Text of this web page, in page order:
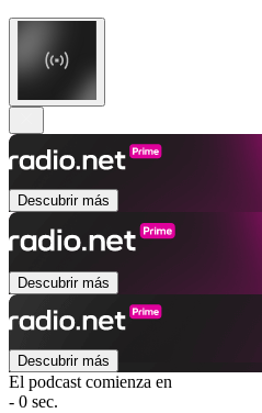
Descubrir más
Descubrir más
Descubrir más
El podcast comienza en
- 0 sec.